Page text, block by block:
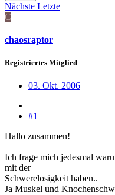
Nächste Letzte
C
chaosraptor
Registriertes Mitglied
03. Okt. 2006
#1
Hallo zusammen!
Ich frage mich jedesmal
mit der
Schwerelosigkeit haben..
Ja Muskel und